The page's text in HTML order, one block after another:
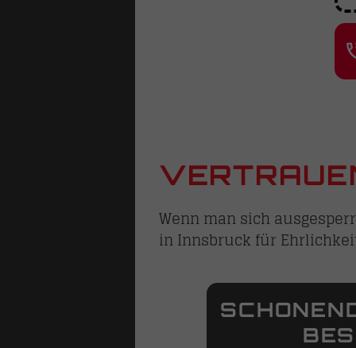
Wenn man sich
in Innsbruck für